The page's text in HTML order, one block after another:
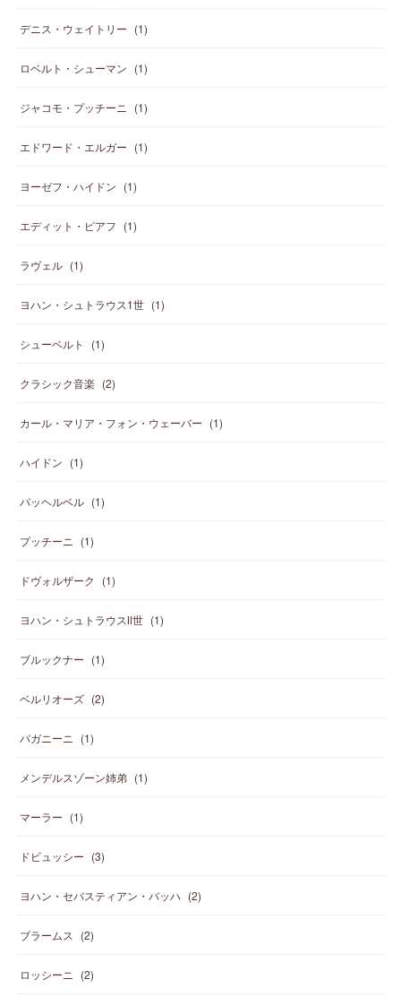
デニス・ウェイトリー (1)
ロベルト・シューマン (1)
ジャコモ・プッチーニ (1)
エドワード・エルガー (1)
ヨーゼフ・ハイドン (1)
エディット・ピアフ (1)
ラヴェル (1)
ヨハン・シュトラウス1世 (1)
シューベルト (1)
クラシック音楽 (2)
カール・マリア・フォン・ウェーバー (1)
ハイドン (1)
パッヘルベル (1)
プッチーニ (1)
ドヴォルザーク (1)
ヨハン・シュトラウスⅡ世 (1)
ブルックナー (1)
ベルリオーズ (2)
パガニーニ (1)
メンデルスゾーン姉弟 (1)
マーラー (1)
ドビュッシー (3)
ヨハン・セバスティアン・バッハ (2)
ブラームス (2)
ロッシーニ (2)